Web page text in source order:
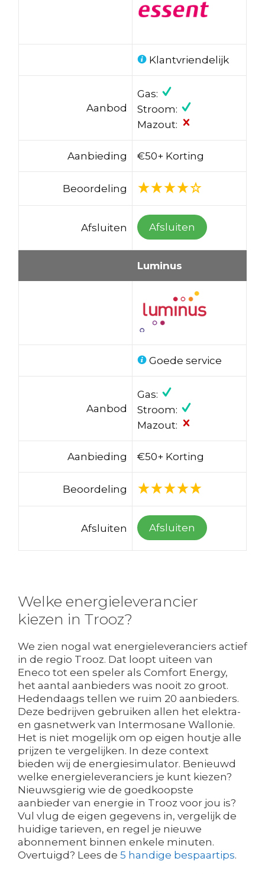
Klantvriendelijk
Aanbod
Gas:
Stroom:
Mazout:
Aanbieding €50+ Korting
Beoordeling
Afsluiten Afsluiten
Luminus
Goede service
Aanbod
Gas:
Stroom:
Mazout:
Aanbieding €50+ Korting
Beoordeling
Afsluiten Afsluiten
Welke energieleverancier
kiezen in Trooz?
We zien nogal wat energieleveranciers actief
in de regio Trooz. Dat loopt uiteen van
Eneco tot een speler als Comfort Energy,
het aantal aanbieders was nooit zo groot.
Hedendaags tellen we ruim 20 aanbieders.
Deze bedrijven gebruiken allen het elektra-
en gasnetwerk van Intermosane Wallonie.
Het is niet mogelijk om op eigen houtje alle
prijzen te vergelijken. In deze context
bieden wij de energiesimulator. Benieuwd
welke energieleveranciers je kunt kiezen?
Nieuwsgierig wie de goedkoopste
aanbieder van energie in Trooz voor jou is?
Vul vlug de eigen gegevens in, vergelijk de
huidige tarieven, en regel je nieuwe
abonnement binnen enkele minuten.
Overtuigd? Lees de 5 handige bespaartips.